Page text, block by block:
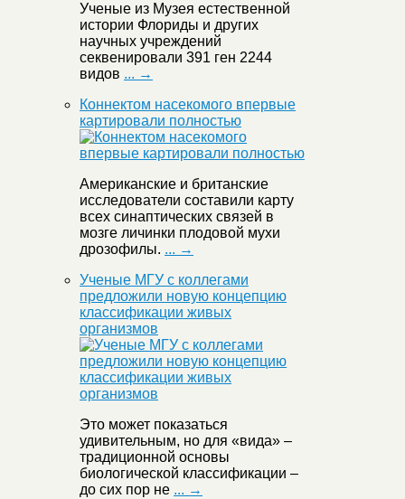
Ученые из Музея естественной
истории Флориды и других
научных учреждений
секвенировали 391 ген 2244
видов ... →
Коннектом насекомого впервые
картировали полностью
Американские и британские
исследователи составили карту
всех синаптических связей в
мозге личинки плодовой мухи
дрозофилы. ... →
Ученые МГУ с коллегами
предложили новую концепцию
классификации живых
организмов
Это может показаться
удивительным, но для «вида» –
традиционной основы
биологической классификации –
до сих пор не ... →